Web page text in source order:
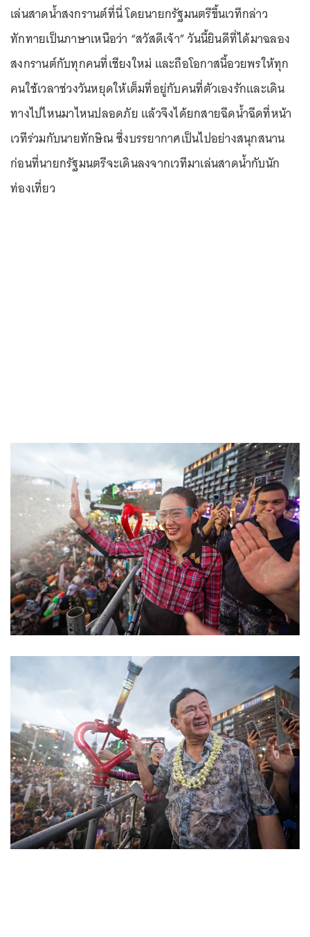
เล่นสาดน้ำสงกรานต์ที่นี่ โดยนายกรัฐมนตรีขึ้นเวทีกล่าว
ทักทายเป็นภาษาเหนือว่า “สวัสดีเจ้า” วันนี้ยินดีที่ได้มาฉลอง
สงกรานต์กับทุกคนที่เชียงใหม่ และถือโอกาสนี้อวยพรให้ทุก
คนใช้เวลาช่วงวันหยุดให้เต็มที่อยู่กับคนที่ตัวเองรักและเดิน
ทางไปไหนมาไหนปลอดภัย แล้วจึงได้ยกสายฉีดน้ำฉีดที่หน้า
เวทีร่วมกับนายทักษิณ ซึ่งบรรยากาศเป็นไปอย่างสนุกสนาน
ก่อนที่นายกรัฐมนตรีจะเดินลงจากเวทีมาเล่นสาดน้ำกับนัก
ท่องเที่ยว